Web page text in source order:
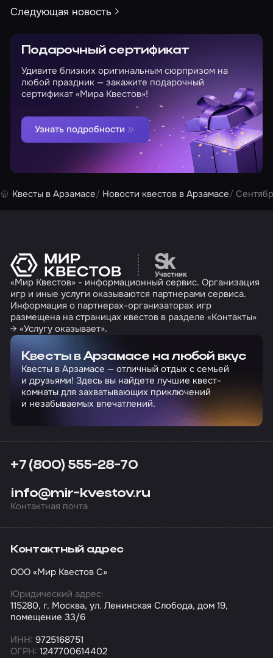
Следующая новость
Подарочный сертификат
Удивите близких оригинальным сюрпризом на
любой праздник — закажите подарочный
сертификат «Мира Квестов»!
Узнать подробности
Квесты в Арзамасе Новости квестов в Арзамасе
Перейти на сайт
«Мир Квестов» - информационный сервис. Организация
игр и иные услуги оказываются партнерами сервиса.
Информация о партнерах-организаторах игр
размещена на страницах квестов в разделе «Контакты»
→ «Услугу оказывает».
Квесты в Арзамасе на любой вкус
Квесты в Арзамасе — отличный отдых с семьей
и друзьями! Здесь вы найдете лучшие квест-
комнаты для захватывающих приключений
и незабываемых впечатлений.
+7 (800) 555-28-70
info@mir-kvestov.ru
Контактная почта
Контактный адрес
ООО «Мир Квестов С»
Юридический адрес:
115280, г. Москва, ул. Ленинская Слобода, дом 19,
помещение 33/6
ИНН: 9725168751
ОГРН: 1247700614402